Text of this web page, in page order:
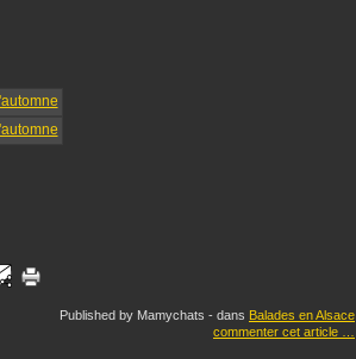
Published by Mamychats - dans Balades en Alsace
commenter cet article